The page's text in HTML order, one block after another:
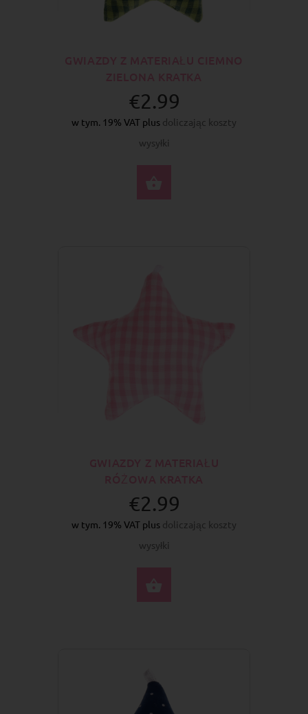
€2.99
w tym. 19% VAT plus doliczając koszty
wysyłki
€2.99
w tym. 19% VAT plus doliczając koszty
wysyłki